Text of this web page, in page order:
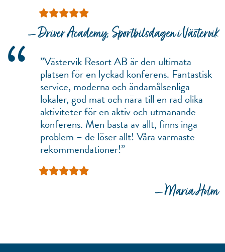
— Driver Academy, Sportbilsdagen i Västervik
“ ”Västervik Resort AB är den ultimata
platsen för en lyckad konferens. Fantastisk
service, moderna och ändamålsenliga
lokaler, god mat och nära till en rad olika
aktiviteter för en aktiv och utmanande
konferens. Men bästa av allt, finns inga
problem – de löser allt! Våra varmaste
rekommendationer!”
— Maria Holm